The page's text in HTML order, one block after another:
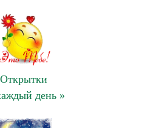
Открытки
день »